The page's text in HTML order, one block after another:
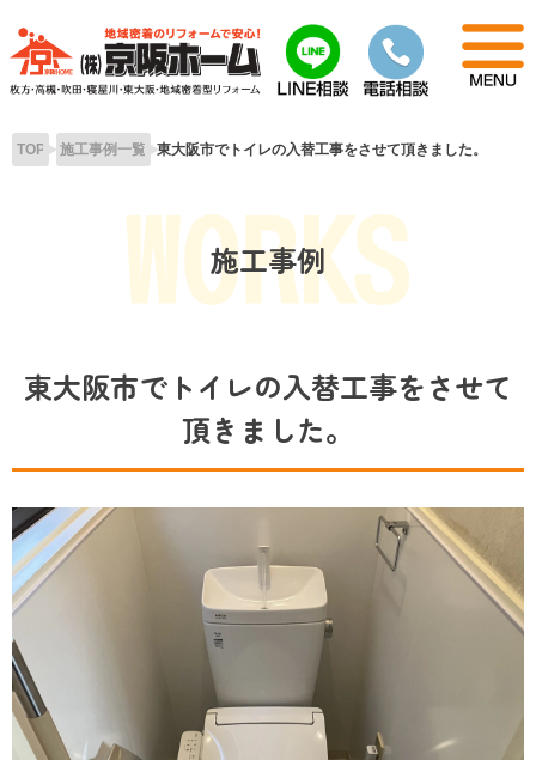
content
TOP 施工事例一覧 東大阪市でトイレの入替工事をさせて頂きました。
施工事例
東大阪市でトイレの入替工事をさせて
頂きました。